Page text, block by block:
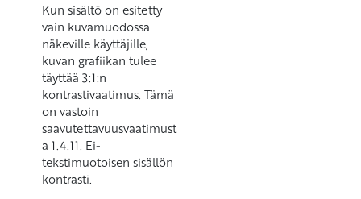
Kun sisältö on esitetty
vain kuvamuodossa
näkeville käyttäjille,
kuvan grafiikan tulee
täyttää 3:1:n
kontrastivaatimus. Tämä
on vastoin
saavutettavuusvaatimust
a 1.4.11. Ei-
tekstimuotoisen sisällön
kontrasti.